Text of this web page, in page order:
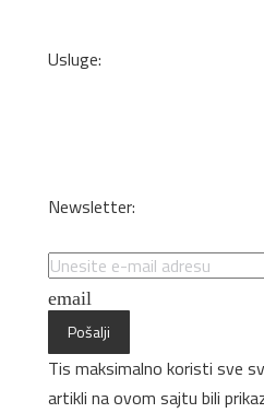
Usluge:
Newsletter:
email
Pošalji
Tis maksimalno koristi sve
artikli na ovom sajtu bili